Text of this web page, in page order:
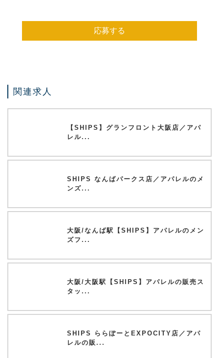
応募する
関連求人
【SHIPS】グランフロント大阪店／アパ
レル...
SHIPS なんばパークス店／アパレルのメ
ンズ...
大阪/なんば駅【SHIPS】アパレルのメン
ズフ...
大阪/大阪駅【SHIPS】アパレルの販売ス
タッ...
SHIPS ららぽーとEXPOCITY店／アパ
レルの販...